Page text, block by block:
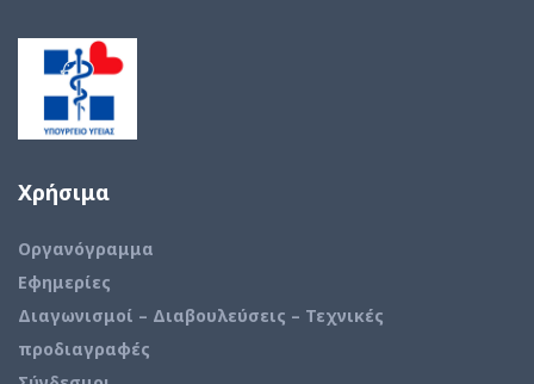
Χρήσιμα
Οργανόγραμμα
Εφημερίες
Διαγωνισμοί – Διαβουλεύσεις – Τεχνικές
προδιαγραφές